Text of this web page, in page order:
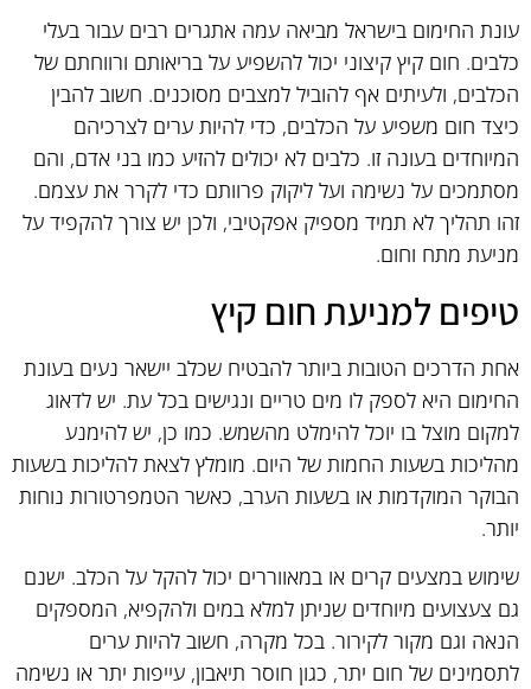
עונת החימום בישראל מביאה עמה אתגרים רבים עבור בעלי
כלבים. חום קיץ קיצוני יכול להשפיע על בריאותם ורווחתם של
הכלבים, ולעיתים אף להוביל למצבים מסוכנים. חשוב להבין
כיצד חום משפיע על הכלבים, כדי להיות ערים לצרכיהם
המיוחדים בעונה זו. כלבים לא יכולים להזיע כמו בני אדם, והם
מסתמכים על נשימה ועל ליקוק פרוותם כדי לקרר את עצמם.
זהו תהליך לא תמיד מספיק אפקטיבי, ולכן יש צורך להקפיד על
מניעת מתח וחום.
טיפים למניעת חום קיץ
אחת הדרכים הטובות ביותר להבטיח שכלב יישאר נעים בעונת
החימום היא לספק לו מים טריים ונגישים בכל עת. יש לדאוג
למקום מוצל בו יוכל להימלט מהשמש. כמו כן, יש להימנע
מהליכות בשעות החמות של היום. מומלץ לצאת להליכות בשעות
הבוקר המוקדמות או בשעות הערב, כאשר הטמפרטורות נוחות
יותר.
שימוש במצעים קרים או במאווררים יכול להקל על הכלב. ישנם
גם צעצועים מיוחדים שניתן למלא במים ולהקפיא, המספקים
הנאה וגם מקור לקירור. בכל מקרה, חשוב להיות ערים
לתסמינים של חום יתר, כגון חוסר תיאבון, עייפות יתר או נשימה